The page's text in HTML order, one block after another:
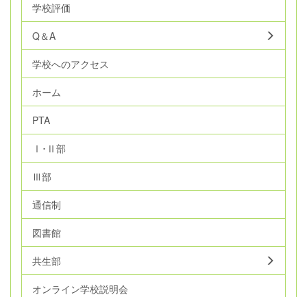
学校評価
Q＆A
学校へのアクセス
ホーム
PTA
Ⅰ･Ⅱ部
Ⅲ部
通信制
図書館
共生部
オンライン学校説明会